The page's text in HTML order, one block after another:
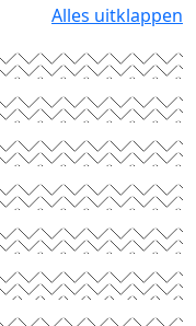
Alles uitklappen